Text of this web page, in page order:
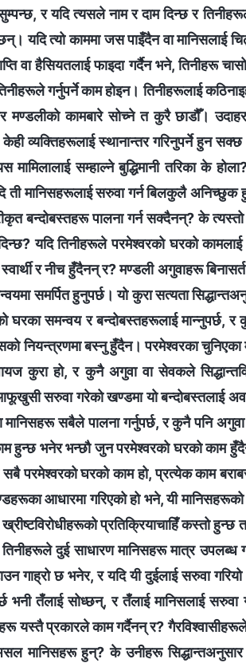
र यदि त्यसले नाम र दाम दिन्छ र
यदि त्यो काममा जस पाइँदैन वा मानिसलाई
वा हैसियतलाई फाइदा गर्दैन भने, तिनीहरू
गर्नुपर्ने काम होइन। तिनीहरूलाई
मण्डलीको कामबारे सोच्ने त कुरै छाडौँ।
व्यक्तिहरूलाई स्थानान्तर गरिनुपर्ने हुन
सम्हाल्ने बुद्धिमानी तरिका के
ती मानिसहरूलाई सरुवा गर्न बिलकुलै
बन्दोबस्तहरू पालना गर्न सक्दैनन्? के
दिन्छ? यदि तिनीहरूले परमेश्‍वरको घरको
र नीच हुँदैनन् र? मण्डली अगुवाहरू
समर्पित हुनुपर्छ। यो कुरा सत्यता
घरका समन्वय र बन्दोबस्तहरूलाई मान्‍नुपर्छ, र
नियन्त्रणमा बस्‍नु हुँदैन। परमेश्‍वरका
कुरा हो, र कुनै अगुवा वा सेवकले
सरुवा गरेको खण्डमा यो बन्दोबस्तलाई
मानिसहरू सबैले पालना गर्नुपर्छ, र कुनै पनि
हुन्छ भनेर भन्छौ जुन परमेश्‍वरको घरको काम
परमेश्‍वरको घरको काम हो, प्रत्येक काम
आधारमा गरिएको हो भने, यी
ख्रीष्टविरोधीहरूको प्रतिक्रियाचाहिँ कस्तो
दुई साधारण मानिसहरू मात्र
गाह्रो छ भनेर, र यदि यी दुईलाई सरुवा
भनी तँलाई सोध्छन्, र तँलाई मानिसलाई
यस्तै प्रकारले काम गर्दैनन् र?
मानिसहरू हुन्? के उनीहरू सिद्धान्तअनुसार